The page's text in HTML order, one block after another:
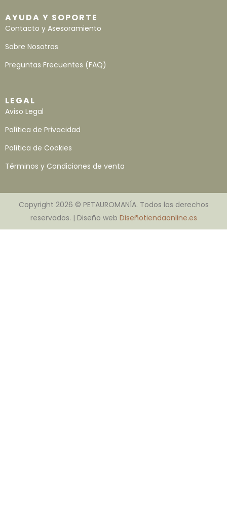
AYUDA Y SOPORTE
Contacto y Asesoramiento
Sobre Nosotros
Preguntas Frecuentes (FAQ)
LEGAL
Aviso Legal
Política de Privacidad
Política de Cookies
Términos y Condiciones de venta
Copyright 2026 © PETAUROMANÍA. Todos los derechos
reservados. | Diseño web Diseñotiendaonline.es